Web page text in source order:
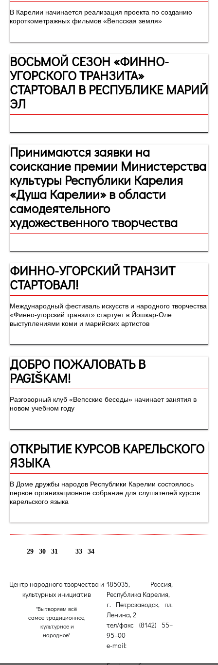
В Карелии начинается реализация проекта по созданию
короткометражных фильмов «Вепсская земля»
ВОСЬМОЙ СЕЗОН «ФИННО-
УГОРСКОГО ТРАНЗИТА»
СТАРТОВАЛ В РЕСПУБЛИКЕ МАРИЙ
ЭЛ
Принимаются заявки на
соискание премии Министерства
культуры Республики Карелия
«Душа Карелии» в области
самодеятельного
художественного творчества
ФИННО-УГОРСКИЙ ТРАНЗИТ
СТАРТОВАЛ!
Международный фестиваль искусств и народного творчества
«Финно-угорский транзит» стартует в Йошкар-Оле
выступлениями коми и марийских артистов
ДОБРО ПОЖАЛОВАТЬ В
PAGIŠKAM!
Разговорный клуб «Вепсские беседы» начинает занятия в
новом учебном году
ОТКРЫТИЕ КУРСОВ КАРЕЛЬСКОГО
ЯЗЫКА
В Доме дружбы народов Республики Карелии состоялось
первое организационное собрание для слушателей курсов
карельского языка
29 30 31 33 34
Центр народного творчества и
культурных инициатив
"Вытворяем всё
самое традиционное,
культурное и
народное"
185035, Россия,
Республика Карелия,
г. Петрозаводск, пл.
Ленина, 2
тел/факс (8142) 55–
95–00
e-mail: